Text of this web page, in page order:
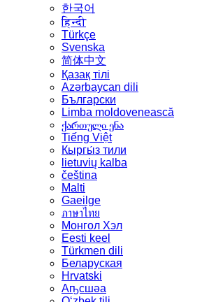
한국어
हिन्दी
Türkçe
Svenska
简体中文
Қазақ тілі
Azərbaycan dili
Български
Limba moldovenească
ქართული ენა
Tiếng Việt
Кыргы́з тили
lietuvių kalba
čeština
Malti
Gaeilge
ภาษาไทย
Монгол Хэл
Eesti keel
Türkmen dili
Беларуская
Hrvatski
Аҧсшәа